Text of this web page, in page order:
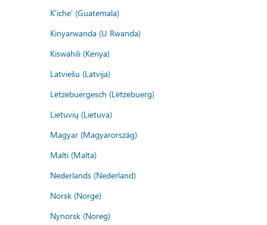
K'iche' (Guatemala)
Kinyarwanda (U Rwanda)
Kiswahili (Kenya)
Latviešu (Latvija)
Lëtzebuergesch (Lëtzebuerg)
Lietuvių (Lietuva)
Magyar (Magyarország)
Malti (Malta)
Nederlands (Nederland)
Norsk (Norge)
Nynorsk (Noreg)